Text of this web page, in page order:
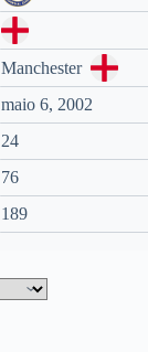
Manchester
maio 6, 2002
24
76
189